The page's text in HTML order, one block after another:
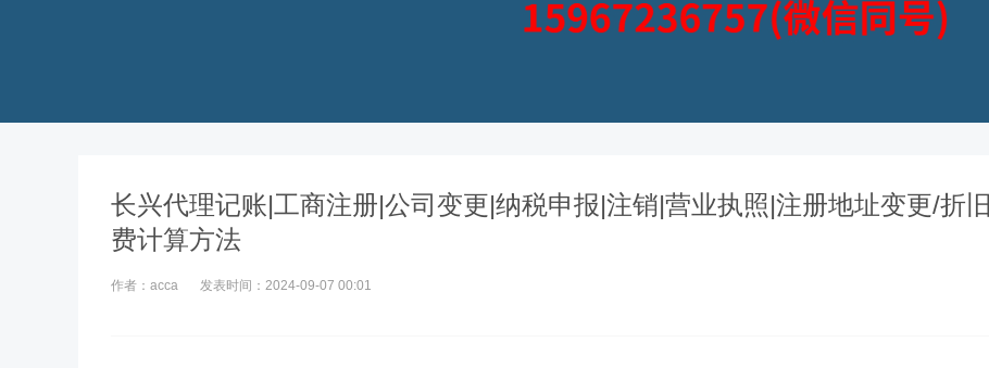
长兴代理记账|工商注册|公司变更|纳税申报|注销|营业执照|注册地址变更/折旧
费计算方法
作者：acca 发表时间：2024-09-07 00:01